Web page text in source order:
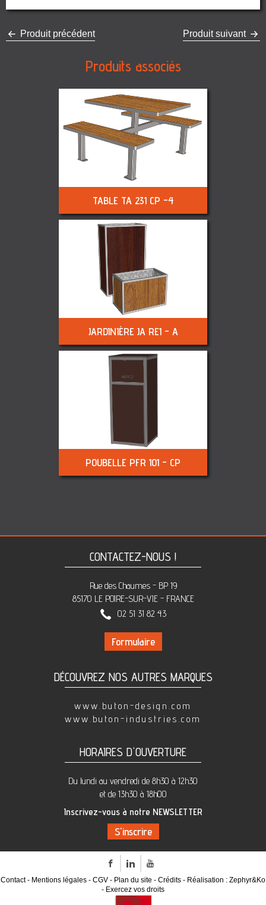
Produit précédent Produit suivant
Produits associés
TABLE TA 231 CP -4
JARDINIÈRE JA RE1 - A
POUBELLE PFR 101 - CP
CONTACTEZ-NOUS !
Rue des Chaumes - BP 19
85170 LE POIRE-SUR-VIE - FRANCE
02 51 31 82 43
Formulaire
DÉCOUVREZ NOS AUTRES MARQUES
www.buton-design.com
www.buton-industries.com
HORAIRES D'OUVERTURE
Du lundi au vendredi de 8h30 à 12h30
et de 13h30 à 18h00
Inscrivez-vous à notre NEWSLETTER
FacebookLinkedInYoutube
Contact Mentions légales CGV Plan du site Crédits Réalisation : Zephyr&Ko
Exercez vos droits